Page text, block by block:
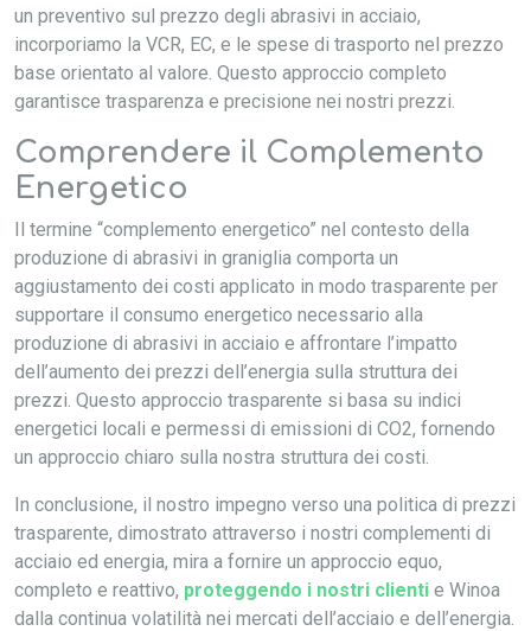
un preventivo sul prezzo degli abrasivi in acciaio,
incorporiamo la VCR, EC, e le spese di trasporto nel prezzo
base orientato al valore. Questo approccio completo
garantisce trasparenza e precisione nei nostri prezzi.
Comprendere il Complemento
Energetico
Il termine “complemento energetico” nel contesto della
produzione di abrasivi in graniglia comporta un
aggiustamento dei costi applicato in modo trasparente per
supportare il consumo energetico necessario alla
produzione di abrasivi in acciaio e affrontare l’impatto
dell’aumento dei prezzi dell’energia sulla struttura dei
prezzi. Questo approccio trasparente si basa su indici
energetici locali e permessi di emissioni di CO2, fornendo
un approccio chiaro sulla nostra struttura dei costi.
In conclusione, il nostro impegno verso una politica di prezzi
trasparente, dimostrato attraverso i nostri complementi di
acciaio ed energia, mira a fornire un approccio equo,
completo e reattivo, proteggendo i nostri clienti e Winoa
dalla continua volatilità nei mercati dell’acciaio e dell’energia.